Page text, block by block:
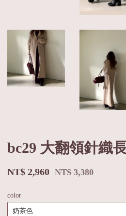
bc29 大翻領針織
NT$ 2,960 NT$ 3,380
color